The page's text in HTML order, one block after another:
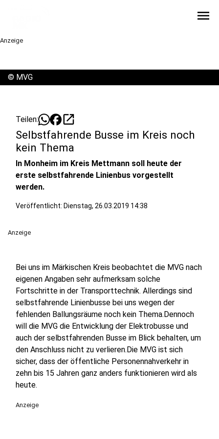
menu
Anzeige
© MVG
Teilen: open_in_new
Selbstfahrende Busse im Kreis noch
kein Thema
In Monheim im Kreis Mettmann soll heute der
erste selbstfahrende Linienbus vorgestellt
werden.
Veröffentlicht: Dienstag, 26.03.2019 14:38
Anzeige
Bei uns im Märkischen Kreis beobachtet die MVG nach
eigenen Angaben sehr aufmerksam solche
Fortschritte in der Transporttechnik. Allerdings sind
selbstfahrende Linienbusse bei uns wegen der
fehlenden Ballungsräume noch kein Thema.Dennoch
will die MVG die Entwicklung der Elektrobusse und
auch der selbstfahrenden Busse im Blick behalten, um
den Anschluss nicht zu verlieren.Die MVG ist sich
sicher, dass der öffentliche Personennahverkehr in
zehn bis 15 Jahren ganz anders funktionieren wird als
heute.
Anzeige